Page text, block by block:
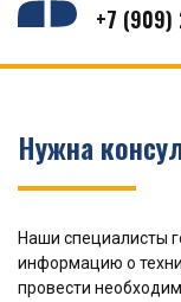
+7 (909)
Нужна
Наши специалисты
информацию о
провести